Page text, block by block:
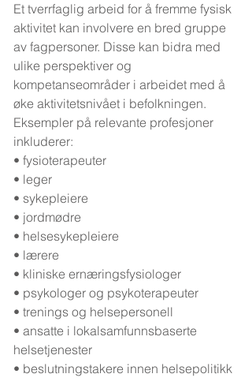
Et tverrfaglig arbeid for å fremme fysisk
aktivitet kan involvere en bred gruppe
av fagpersoner. Disse kan bidra med
ulike perspektiver og
kompetanseområder i arbeidet med å
øke aktivitetsnivået i befolkningen.
Eksempler på relevante profesjoner
inkluderer:
• fysioterapeuter
• leger
• sykepleiere
• jordmødre
• helsesykepleiere
• lærere
• kliniske ernæringsfysiologer
• psykologer og psykoterapeuter
• trenings og helsepersonell
• ansatte i lokalsamfunnsbaserte
helsetjenester
• beslutningstakere innen helsepolitikk